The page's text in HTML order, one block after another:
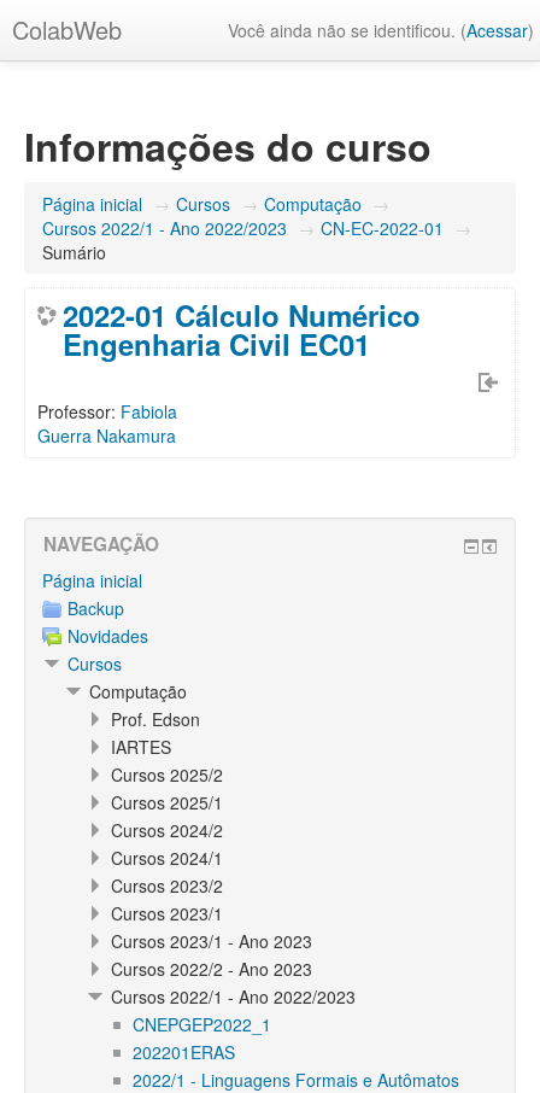
ColabWeb Você ainda não se identificou. (Acessar)
Informações do curso
Página inicial → Cursos → Computação →
Cursos 2022/1 - Ano 2022/2023 → CN-EC-2022-01
→
Sumário
2022-01 Cálculo Numérico
Engenharia Civil EC01
Professor: Fabiola
Guerra Nakamura
NAVEGAÇÃO
Página inicial
Backup
Novidades
Cursos
Computação
Prof. Edson
IARTES
Cursos 2025/2
Cursos 2025/1
Cursos 2024/2
Cursos 2024/1
Cursos 2023/2
Cursos 2023/1
Cursos 2023/1 - Ano 2023
Cursos 2022/2 - Ano 2023
Cursos 2022/1 - Ano 2022/2023
CNEPGEP2022_1
202201ERAS
2022/1 - Linguagens Formais e Autômatos